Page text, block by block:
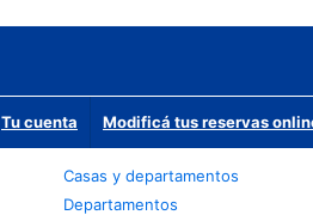
Tu cuenta Modificá tus reservas
Casas y departamentos
Departamentos